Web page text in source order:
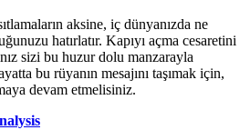
aksine, iç dünyanızda ne
hatırlatır. Kapıyı açma cesaretini
sizi bu huzur dolu manzarayla
bu rüyanın mesajını taşımak için,
devam etmelisiniz.